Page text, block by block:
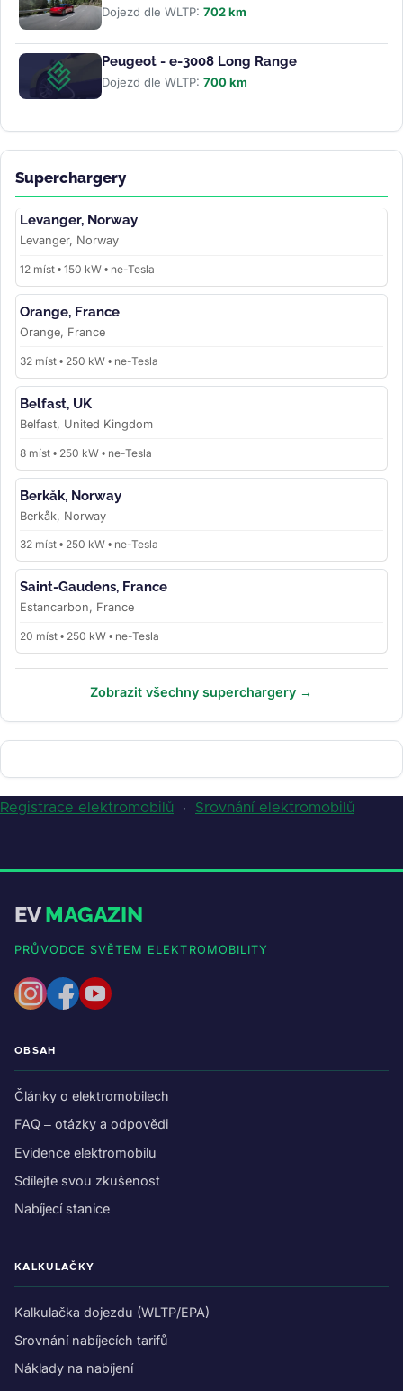
Dojezd dle WLTP: 702 km
Peugeot - e-3008 Long Range
Dojezd dle WLTP: 700 km
Superchargery
Levanger, Norway
Levanger, Norway
12 míst • 150 kW • ne-Tesla
Orange, France
Orange, France
32 míst • 250 kW • ne-Tesla
Belfast, UK
Belfast, United Kingdom
8 míst • 250 kW • ne-Tesla
Berkåk, Norway
Berkåk, Norway
32 míst • 250 kW • ne-Tesla
Saint-Gaudens, France
Estancarbon, France
20 míst • 250 kW • ne-Tesla
Zobrazit všechny superchargery →
Registrace elektromobilů · Srovnání elektromobilů
EVMAGAZIN
PRŮVODCE SVĚTEM ELEKTROMOBILITY
OBSAH
Články o elektromobilech
FAQ – otázky a odpovědi
Evidence elektromobilu
Sdílejte svou zkušenost
Nabíjecí stanice
KALKULAČKY
Kalkulačka dojezdu (WLTP/EPA)
Srovnání nabíjecích tarifů
Náklady na nabíjení